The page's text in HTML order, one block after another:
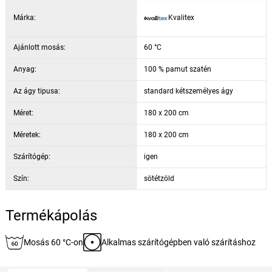
Márka: Kvalitex
Ajánlott mosás: 60 °C
Anyag: 100 % pamut szatén
Az ágy tipusa: standard kétszemélyes ágy
Méret: 180 x 200 cm
Méretek: 180 x 200 cm
Szárítógép: igen
Szín: sötétzöld
Termékápolás
Mosás 60 °C-on Alkalmas szárítógépben való szárításhoz